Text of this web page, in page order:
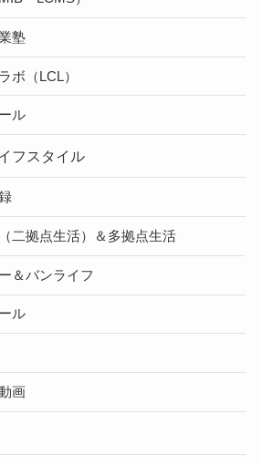
塾
ボ（LCL）
ル
フスタイル
二拠点生活）＆多拠点生活
＆バンライフ
ル
画